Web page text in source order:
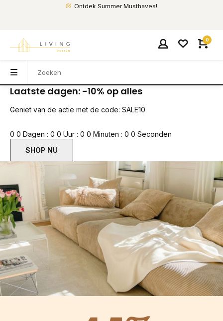
Ontdek Summer Musthaves!
0
Laatste dagen: -10% op alles
Geniet van de actie met de code: SALE10
0 0 Dagen : 0 0 Uur : 0 0 Minuten : 0 0 Seconden
SHOP NU